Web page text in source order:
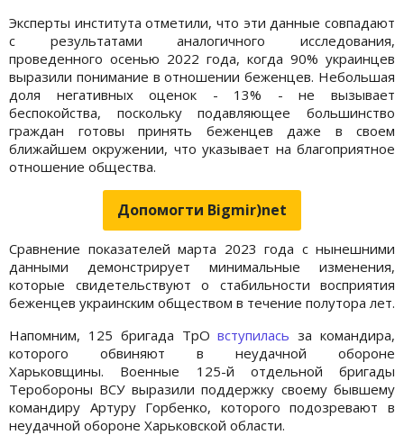
Эксперты института отметили, что эти данные совпадают
с результатами аналогичного исследования,
проведенного осенью 2022 года, когда 90% украинцев
выразили понимание в отношении беженцев. Небольшая
доля негативных оценок - 13% - не вызывает
беспокойства, поскольку подавляющее большинство
граждан готовы принять беженцев даже в своем
ближайшем окружении, что указывает на благоприятное
отношение общества.
Допомогти Bigmir)net
Сравнение показателей марта 2023 года с нынешними
данными демонстрирует минимальные изменения,
которые свидетельствуют о стабильности восприятия
беженцев украинским обществом в течение полутора лет.
Напомним, 125 бригада ТрОвступилась за командира,
которого обвиняют в неудачной обороне
Харьковщины. Военные 125-й отдельной бригады
Теробороны ВСУ выразили поддержку своему бывшему
командиру Артуру Горбенко, которого подозревают в
неудачной обороне Харьковской области.